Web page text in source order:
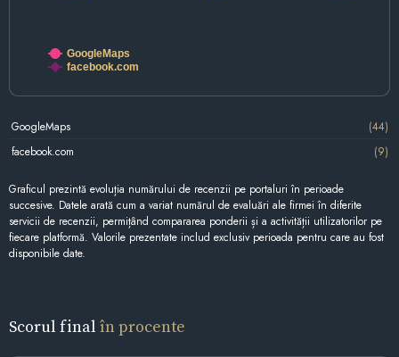
GoogleMaps
facebook.com
GoogleMaps
(44)
facebook.com
(9)
Graficul prezintă evoluția numărului de recenzii pe portaluri în perioade
succesive. Datele arată cum a variat numărul de evaluări ale firmei în diferite
servicii de recenzii, permițând compararea ponderii și a activității utilizatorilor pe
fiecare platformă. Valorile prezentate includ exclusiv perioada pentru care au fost
disponibile date.
Scorul final în procente